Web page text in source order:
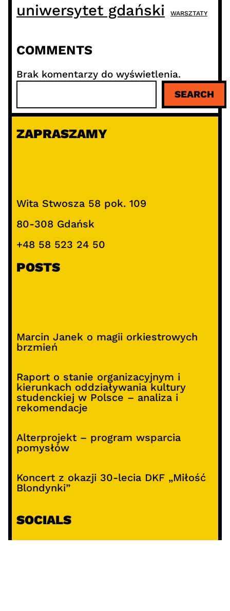
uniwersytet gdański
WARSZTATY
COMMENTS
Brak komentarzy do wyświetlenia.
u
a
SEARCH
ZAPRASZAMY
Wita Stwosza 58 pok. 109
80-308 Gdańsk
+48 58 523 24 50
POSTS
Marcin Janek o magii orkiestrowych
brzmień
Raport o stanie organizacyjnym i
kierunkach oddziaływania kultury
studenckiej w Polsce – analiza i
rekomendacje
Alterprojekt – program wsparcia
pomysłów
Koncert z okazji 30-lecia DKF „Miłość
Blondynki”
SOCIALS